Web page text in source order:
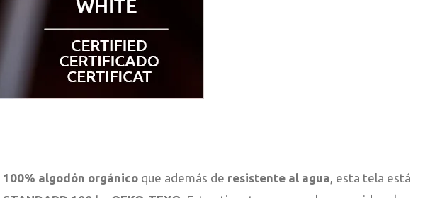
100% algodón orgánico que además de resistente al agua, esta tela está